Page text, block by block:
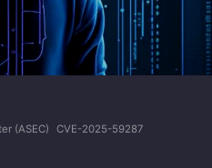
(ASEC)
CVE-2025-59287